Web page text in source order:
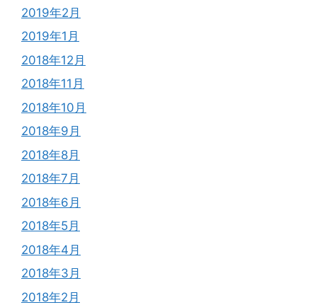
2019年2月
2019年1月
2018年12月
2018年11月
2018年10月
2018年9月
2018年8月
2018年7月
2018年6月
2018年5月
2018年4月
2018年3月
2018年2月